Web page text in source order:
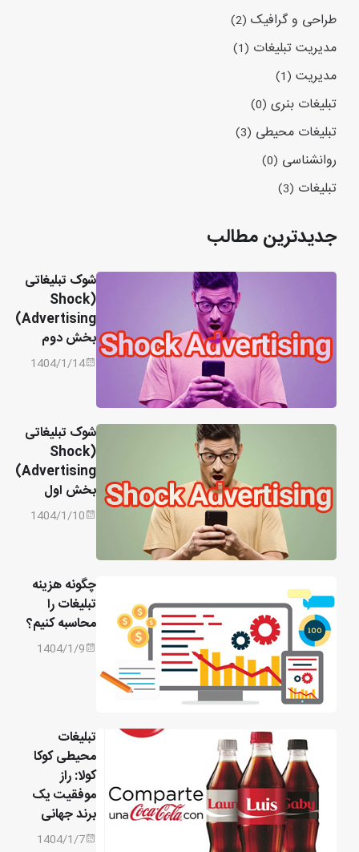
طراحی و گرافیک (2)
مدیریت تبلیغات (1)
مدیریت (1)
تبلیغات بنری (0)
تبلیغات محیطی (3)
روانشناسی (0)
تبلیغات (3)
جدیدترین مطالب
شوک تبلیغاتی
(Shock
Advertising)
بخش دوم
1404/1/14
شوک تبلیغاتی
(Shock
Advertising)
بخش اول
1404/1/10
چگونه هزینه
تبلیغات را
محاسبه کنیم؟
1404/1/9
تبلیغات
محیطی کوکا
کولا: راز
موفقیت یک
برند جهانی
1404/1/7